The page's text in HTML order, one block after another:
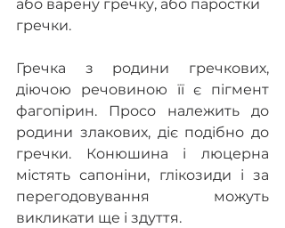
або варену гречку, або паростки
гречки.
Гречка з родини гречкових,
діючою речовиною її є пігмент
фагопірин. Просо належить до
родини злакових, діє подібно до
гречки. Конюшина і люцерна
містять сапоніни, глікозиди і за
перегодовування можуть
викликати ще і здуття.